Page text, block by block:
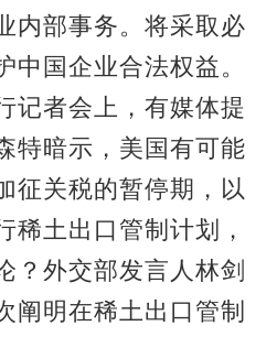
内部事务。将采取必
中国企业合法权益。
记者会上，有媒体提
特暗示，美国有可能
征关税的暂停期，以
稀土出口管制计划，
？外交部发言人林剑
阐明在稀土出口管制